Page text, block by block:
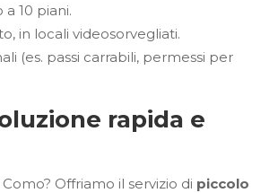
10 piani.
in locali videosorvegliati.
(es. passi carrabili, permessi per
rapida e
Offriamo il servizio di piccolo